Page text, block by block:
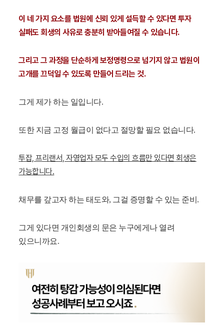
이 네 가지 요소를 법원에 신뢰 있게 설득할 수 있다면 투자
실패도 회생의 사유로 충분히 받아들여질 수 있습니다.
그리고 그 과정을 단순하게 보정명령으로 넘기지 않고 법원이
고개를 끄덕일 수 있도록 만들어 드리는 것.
그게 제가 하는 일입니다.
또한 지금 고정 월급이 없다고 절망할 필요 없습니다.
투잡, 프리랜서, 자영업자 모두 수입의 흐름만 있다면 회생은
가능합니다.
채무를 갚고자 하는 태도와, 그걸 증명할 수 있는 준비.
그게 있다면 개인회생의 문은 누구에게나 열려
있으니까요.